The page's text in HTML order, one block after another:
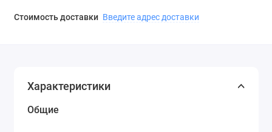
Стоимость доставки Введите адрес доставки
Характеристики
Общие